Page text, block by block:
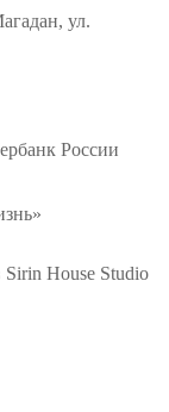
ул.
России
House Studio